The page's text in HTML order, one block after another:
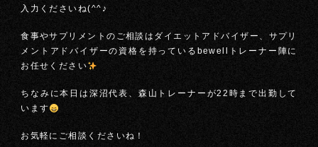
入力くださいね(^^♪
食事やサプリメントのご相談はダイエットアドバイザー、サプリ
メントアドバイザーの資格を持っているbewellトレーナー陣に
お任せください
ちなみに本日は深沼代表、森山トレーナーが22時まで出勤して
います
お気軽にご相談くださいね！